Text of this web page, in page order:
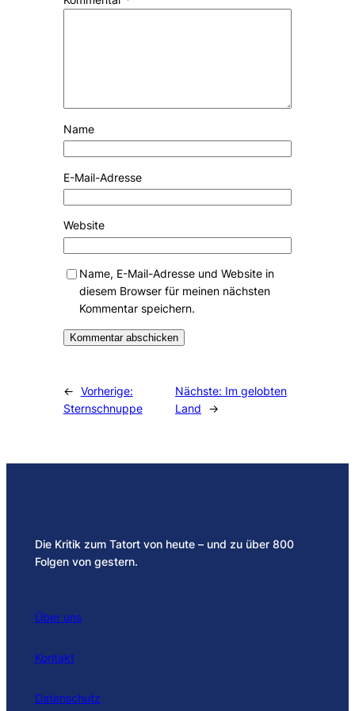
Name
E-Mail-Adresse
Website
Name, E-Mail-Adresse und Website in
diesem Browser für meinen nächsten
Kommentar speichern.
← Vorherige:
Sternschnuppe
Nächste: Im gelobten
Land
→
Die Kritik zum Tatort von heute – und zu über 800
Folgen von gestern.
Über uns
Kontakt
Datenschutz